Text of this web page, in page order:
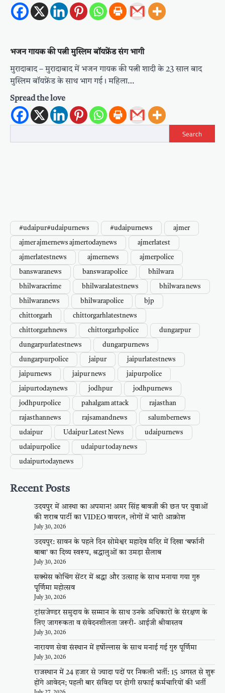
भजन गायक की पत्नी मुस्लिम बॉयफ्रेंड संग भागी
मुरादाबाद – मुरादाबाद में भजन गायक की पत्नी शादी के 23 साल बाद
मुस्लिम बॉयफ्रेंड के साथ भाग गई। महिला…
Spread the love
Search
#udaipur#udaipurnews #udaipurnews ajmer
ajmer ajmernews ajmertodaynews ajmerlatest
ajmerlatestnews ajmernews ajmerpolice
banswaranews banswarapolice bhilwara
bhilwaracrime bhilwaralatestnews bhilwara news
bhilwaranews bhilwarapolice bjp
chittorgarh chittorgarhlatestnews
chittorgarhnews chittorgarhpolice dungarpur
dungarpurlatestnews dungarpurnews
dungarpurpolice jaipur jaipurlatestnews
jaipurnews jaipur news jaipurpolice
jaipurtodaynews jodhpur jodhpurnews
jodhpurpolice pahalgam attack rajasthan
rajasthannews rajsamandnews salumbernews
udaipur Udaipur Latest News udaipurnews
udaipurpolice udaipur today news
udaipurtodaynews
Recent Posts
उदयपुर में आस्था का अपमान! अमर सिंह बावजी की छत पर युवाओं
की शराब पार्टी का VIDEO वायरल, लोगों में भारी आक्रोश
July 30, 2026
उदयपुर: सावन के पहले दिन सोमेश्वर महादेव मंदिर में दिखा ‘बर्फानी
बाबा’ का दिव्य स्वरूप, श्रद्धालुओं का उमड़ा सैलाब
July 30, 2026
सक्सेस कोचिंग सेंटर में श्रद्धा और उत्साह के साथ मनाया गया गुरु
पूर्णिमा महोत्सव
July 30, 2026
ट्रांसजेण्डर समुदाय के सम्मान के साथ उनके अधिकारों के संरक्षण के
लिए जागरूकता व संवेदनशीलता जरूरी- आईजी श्रीवास्तव
July 30, 2026
नारायण सेवा संस्थान में हर्षोल्लास के साथ मनाई गई गुरु पूर्णिमा
July 30, 2026
राजस्थान में 24 हजार से ज्यादा पदों पर निकली भर्ती: 15 अगस्त से शुरू
होंगे आवेदन; पहली बार संविदा पर होगी सफाई कर्मचारियों की भर्ती